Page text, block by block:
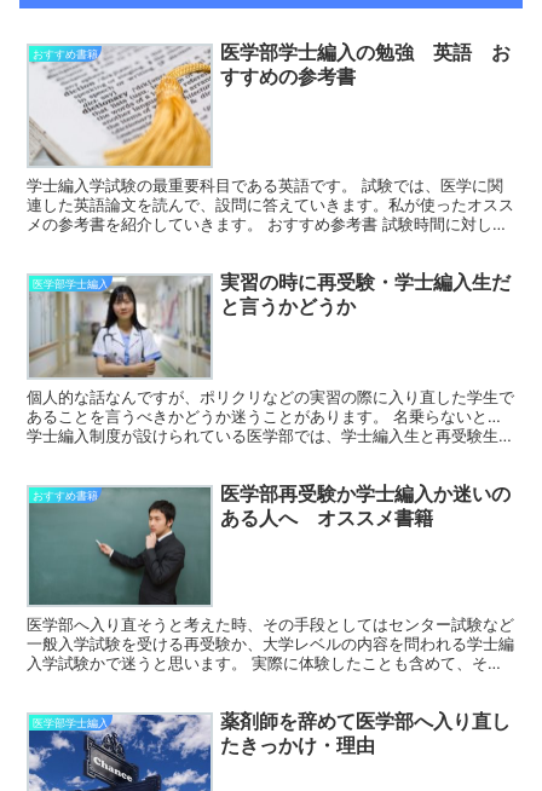
おすすめ書籍
医学部学士編入の勉強 英語 お
すすめの参考書
学士編入学試験の最重要科目である英語です。 試験では、医学に関
連した英語論文を読んで、設問に答えていきます。私が使ったオスス
メの参考書を紹介していきます。 おすすめ参考書 試験時間に対して
医学部学士編入
実習の時に再受験・学士編入生だ
と言うかどうか
個人的な話なんですが、ポリクリなどの実習の際に入り直した学生で
あることを言うべきかどうか迷うことがあります。 名乗らないと…
学士編入制度が設けられている医学部では、学士編入生と再受験生合
おすすめ書籍
医学部再受験か学士編入か迷いの
ある人へ オススメ書籍
医学部へ入り直そうと考えた時、その手段としてはセンター試験など
一般入学試験を受ける再受験か、大学レベルの内容を問われる学士編
入学試験かで迷うと思います。 実際に体験したことも含めて、その
医学部学士編入
薬剤師を辞めて医学部へ入り直し
たきっかけ・理由